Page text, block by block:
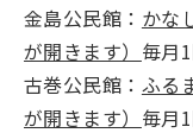
金島公民館： かな
が開きます） 毎月
古巻公民館： ふる
が開きます） 毎月